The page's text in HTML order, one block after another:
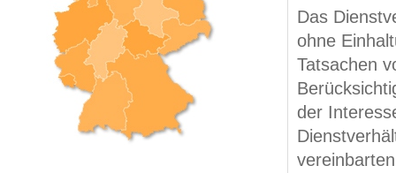
Das
ohne
Tatsachen
der